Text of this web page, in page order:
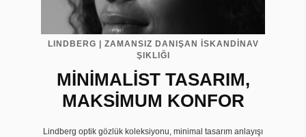
LINDBERG | ZAMANSIZ DANIŞAN İSKANDİNAV
ŞIKLIĞI
MİNİMALİST TASARIM,
MAKSİMUM KONFOR
Lindberg optik gözlük koleksiyonu, minimal tasarım anlayışı